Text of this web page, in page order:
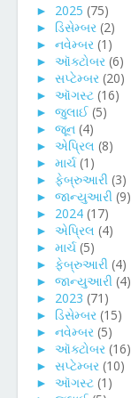
► 2025 (75)
► ડિસેમ્બર (2)
► નવેમ્બર (1)
► ઑક્ટોબર (6)
► સપ્ટેમ્બર (20)
► ઑગસ્ટ (16)
► જુલાઈ (5)
► જૂન (4)
► એપ્રિલ (8)
► માર્ચ (1)
► ફેબ્રુઆરી (3)
► જાન્યુઆરી (9)
► 2024 (17)
► એપ્રિલ (4)
► માર્ચ (5)
► ફેબ્રુઆરી (4)
► જાન્યુઆરી (4)
► 2023 (71)
► ડિસેમ્બર (15)
► નવેમ્બર (5)
► ઑક્ટોબર (16)
► સપ્ટેમ્બર (10)
► ઑગસ્ટ (1)